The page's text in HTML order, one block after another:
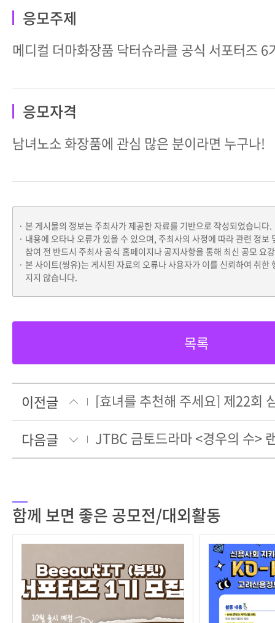
응모주제
메디컬 더마화장품 닥터슈라클 공식 서포터즈 6
응모자격
남녀노소 화장품에 관심 많은 분이라면 누구나!
본 게시물의 정보는 주최사가 제공한 자료를 기반으로 작성되었습니다.
내용에 오타나 오류가 있을 수 있으며, 주최사의 사정에 따라 관련 정보
참여 전 반드시 주최사 공식 홈페이지나 공지사항을 통해 최신 공모 요
본 사이트(씽유)는 게시된 자료의 오류나 사용자가 이를 신뢰하여 취한
지지 않습니다.
목록
이전글
다음글
함께 보면 좋은 공모전/대외활동